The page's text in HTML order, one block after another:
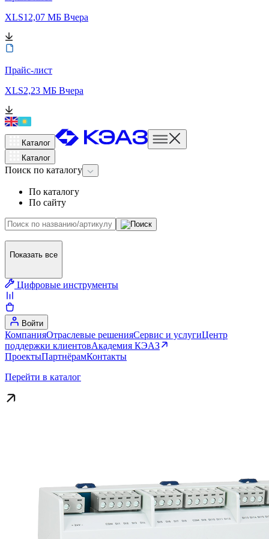
XLS12,07 МБ Вчера
Прайс-лист
XLS2,23 МБ Вчера
Каталог
Каталог
Поиск по каталогу
По каталогу
По сайту
Показать все
Цифровые инструменты
Войти
КомпанияОтраслевые решенияСервис и услугиЦентр
поддержки клиентовАкадемия КЭАЗ
ПроектыПартнёрамКонтакты
Перейти в каталог